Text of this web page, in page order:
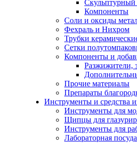
Скульптурный
Компоненты
Соли и оксиды
Фехраль и Нихром
Трубки
Сетки
Компоненты и
Разжижители,
Прочие материалы
Препараты
Инструменты и средства
Инструменты для
Щипцы для
Инструменты для
Лабораторная посуда